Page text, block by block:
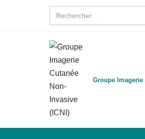
Groupe Imagerie